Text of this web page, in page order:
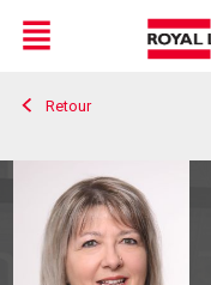
Live
En Direct
Menu
Retour